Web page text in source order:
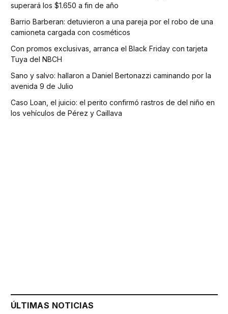
superará los $1.650 a fin de año
Barrio Barberan: detuvieron a una pareja por el robo de una
camioneta cargada con cosméticos
Con promos exclusivas, arranca el Black Friday con tarjeta
Tuya del NBCH
Sano y salvo: hallaron a Daniel Bertonazzi caminando por la
avenida 9 de Julio
Caso Loan, el juicio: el perito confirmó rastros de del niño en
los vehículos de Pérez y Caillava
ÚLTIMAS NOTICIAS